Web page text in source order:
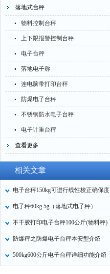
落地式台秤
物料控制台秤
上下限报警控制台秤
电子台秤
落地电子称
连电脑带打印台秤
防爆电子台秤
不锈钢防水电子台秤
电子计重台秤
查看更多
相关文章
电子台秤150kg可进行线性校正确保度
电子秤60kg 5g（落地式电子秤）
不干胶打印电子台秤100公斤(物料秤)
防爆秤之防爆电子台秤本安型介绍
500kg600公斤电子台秤详细功能介绍